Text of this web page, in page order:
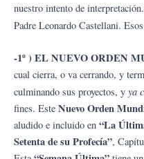
nuestro intento de
Padre Leonardo Castellani. Esos
-1º ) EL NUEVO ORDEN
cual cierra, o va cerrando, y
culminando sus proyectos, y ya
fines. Este Nuevo Orden
aludido e incluido en “La
Setenta de su Profecía”,